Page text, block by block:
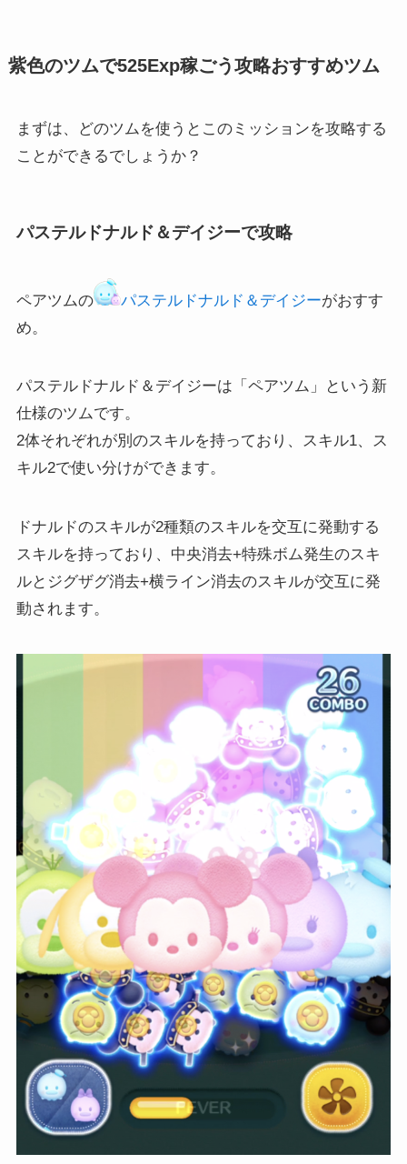
紫色のツムで525Exp稼ごう攻略おすすめツム
まずは、どのツムを使うとこのミッションを攻略する
ことができるでしょうか？
パステルドナルド＆デイジーで攻略
ペアツムの パステルドナルド＆デイジーがおすす
め。
パステルドナルド＆デイジーは「ペアツム」という新
仕様のツムです。
2体それぞれが別のスキルを持っており、スキル1、ス
キル2で使い分けができます。
ドナルドのスキルが2種類のスキルを交互に発動する
スキルを持っており、中央消去+特殊ボム発生のスキ
ルとジグザグ消去+横ライン消去のスキルが交互に発
動されます。